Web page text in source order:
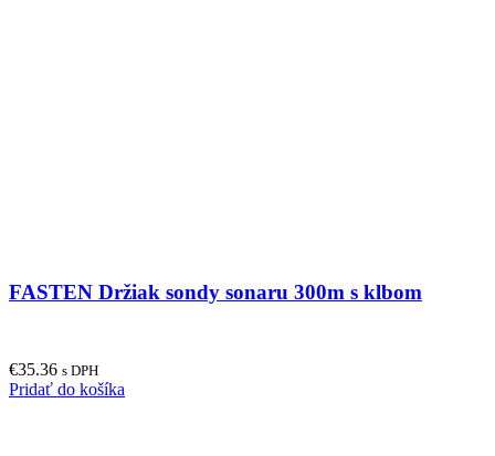
FASTEN Držiak sondy sonaru 300m s klbom
€35.36 s DPH
Pridať do košíka